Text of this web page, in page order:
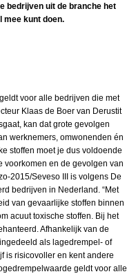
bedrijven uit de branche het
mee kunt doen.
voor alle bedrijven die met
Klaas de Boer van Derustit
kan dat grote gevolgen
werknemers, omwonenden én
stoffen moet je dus voldoende
voorkomen en de gevolgen van
2015/Seveso III is volgens De
bedrijven in Nederland. “Met
van gevaarlijke stoffen binnen
acuut toxische stoffen. Bij het
Afhankelijk van de
als lagedrempel- of
is risico­voller en kent andere
geldt voor alle